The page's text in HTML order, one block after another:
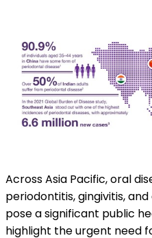
Across Asia Pacific, oral
periodontitis, gingivitis,
pose a significant public
highlight the urgent need